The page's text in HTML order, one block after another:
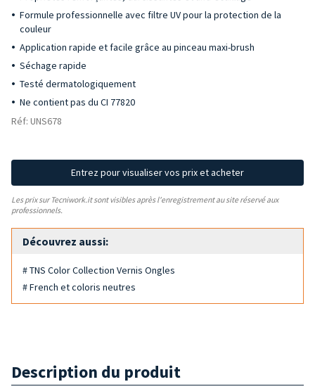
Formule professionnelle avec filtre UV pour la protection de la
couleur
Application rapide et facile grâce au pinceau maxi-brush
Séchage rapide
Testé dermatologiquement
Ne contient pas du CI 77820
Réf: UNS678
Entrez pour visualiser vos prix et acheter
Les prix sur Tecniwork.it sont visibles après l'enregistrement au site réservé aux
professionnels.
Découvrez aussi:
# TNS Color Collection Vernis Ongles
# French et coloris neutres
Description du produit